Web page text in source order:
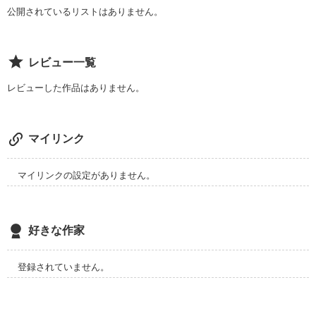
私だけ
俺は裏切らない
俺が命にかえても
公開されているリストはありません。
レビュー一覧
レビューした作品はありません。
マイリンク
マイリンクの設定がありません。
好きな作家
登録されていません。